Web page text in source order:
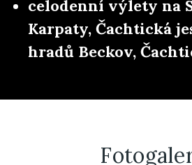
celodenní výlety na
Karpaty, Čachtická
hradů Beckov,